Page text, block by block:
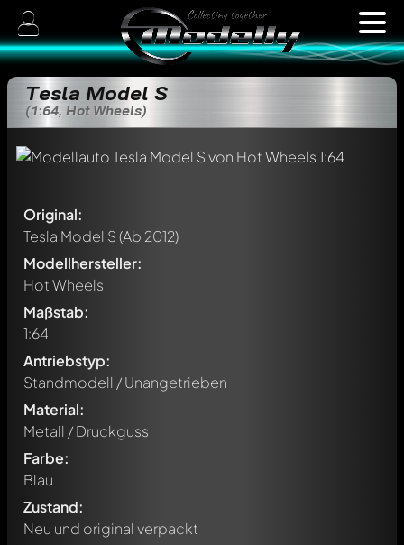
Tesla Model S
(1:64, Hot Wheels)
Original:
Tesla Model S(Ab 2012)
Modellhersteller:
Hot Wheels
Maßstab:
1:64
Antriebstyp:
Standmodell / Unangetrieben
Material:
Metall / Druckguss
Farbe:
Blau
Zustand:
Neu und original verpackt